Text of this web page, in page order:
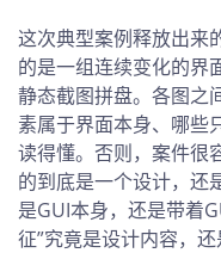
这次典型案例释放出来
的是一组连续变化的界
静态截图拼盘。各图之
素属于界面本身、哪些
读得懂。否则，案件很
的到底是一个设计，还
是GUI本身，还是带着
征”究竟是设计内容，还